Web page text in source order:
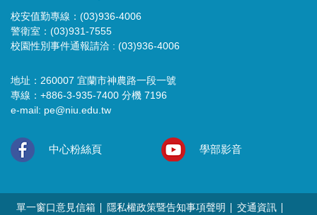
校安值勤專線：(03)936-4006
警衛室：(03)931-7555
校園性別事件通報請洽 : (03)936-4006
地址：260007 宜蘭市神農路一段一號
專線：+886-3-935-7400 分機 7196
e-mail: pe@niu.edu.tw
中心粉絲頁 學部影音
單一窗口意見信箱 隱私權政策暨告知事項聲明 交通資訊